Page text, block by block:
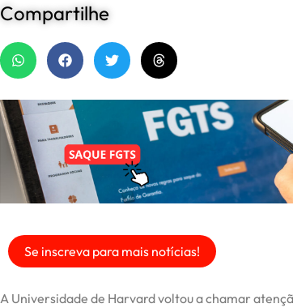
Compartilhe
Se inscreva para mais notícias!
A Universidade de Harvard voltou a chamar